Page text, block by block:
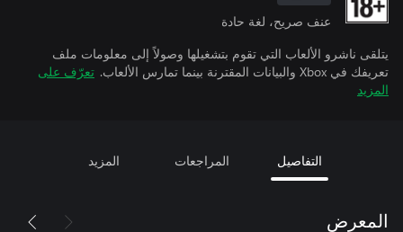
عنف صريح، لغة حادة
يتلقى ناشرو الألعاب التي تقوم بتشغيلها وصولاً إلى معلومات ملف
تعريفك في Xbox والبيانات المقترنة بينما تمارس الألعاب.
تعرّف على
المزيد
التفاصيل المراجعات المزيد
المعرض